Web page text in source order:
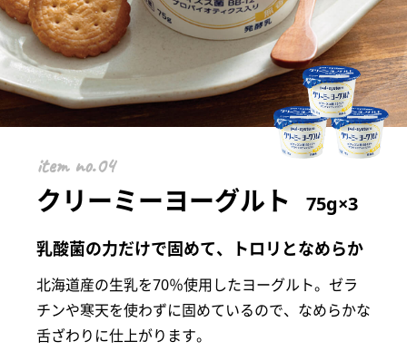
item
クリーミーヨーグルト 75g×3
乳酸菌の力だけで固めて、トロリとなめらか
北海道産の生乳を70％使用したヨーグルト。ゼラ
チンや寒天を使わずに固めているので、なめらかな
舌ざわりに仕上がります。